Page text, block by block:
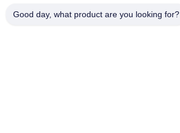
Good day, what product are you looking for?